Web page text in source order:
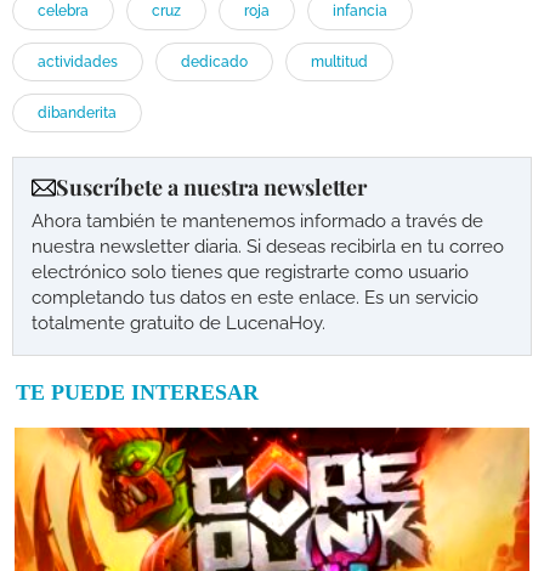
celebra cruz roja infancia
actividades dedicado multitud
dibanderita
Suscríbete a nuestra newsletter
Ahora también te mantenemos informado a través de
nuestra newsletter diaria. Si deseas recibirla en tu correo
electrónico solo tienes que registrarte como usuario
completando tus datos en este enlace. Es un servicio
totalmente gratuito de LucenaHoy.
TE PUEDE INTERESAR